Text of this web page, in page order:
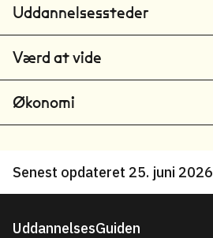
Uddannelsessteder
Værd at vide
Økonomi
Senest opdateret 25. juni 2026
UddannelsesGuiden